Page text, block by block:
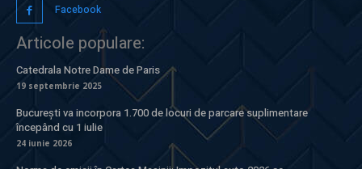
Facebook
Articole populare:
Catedrala Notre Dame de Paris
19 septembrie 2025
București va incorpora 1.700 de locuri de parcare suplimentare
începând cu 1 iulie
24 iunie 2026